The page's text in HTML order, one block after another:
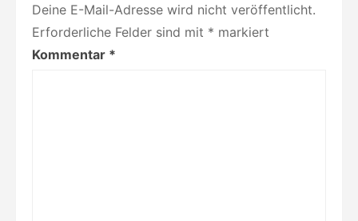
Deine E-Mail-Adresse wird nicht veröffentlicht.
Erforderliche Felder sind mit * markiert
Kommentar *